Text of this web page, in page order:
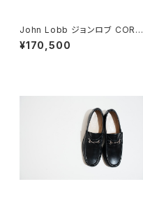
John Lobb ジョンロブ CORT
EZ LOPEZ コインローファー D
EADSTOCK
¥170,500